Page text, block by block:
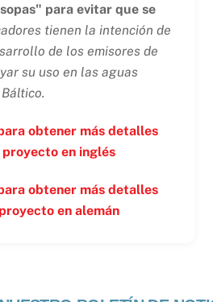
para evitar que se
tienen la intención de
de los emisores de
su uso en las aguas
obtener más detalles
en inglés
obtener más detalles
en alemán